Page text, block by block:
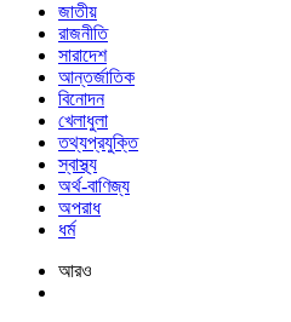
জাতীয়
রাজনীতি
সারাদেশ
আন্তর্জাতিক
বিনোদন
খেলাধুলা
তথ্যপ্রযুক্তি
স্বাস্থ্য
অর্থ-বাণিজ্য
অপরাধ
ধর্ম
আরও